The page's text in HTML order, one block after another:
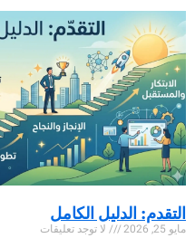
التقدم: الدليل الكامل
مايو 25, 2026
لا توجد تعليقات